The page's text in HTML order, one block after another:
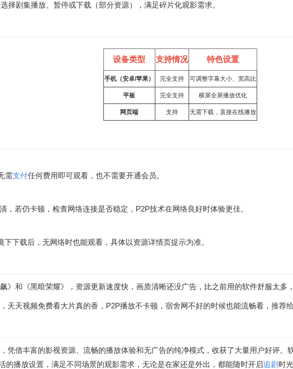
择剧集播放、暂停或下载（部分资源），满足碎片化观影需求。
设备类型 支持情况 特色设置
手机（安卓/苹果） 完全支持 可调整字幕大小、宽高比
平板 完全支持 横屏全屏播放优化
网页端 支持 无需下载，直接在线播放
需支付任何费用即可观看，也不需要开通会员。
，若仍卡顿，检查网络连接是否稳定，P2P技术在网络良好时体验更佳。
下载后，无网络时也能观看，具体以资源详情页提示为准。
》和《黑暗荣耀》，资源更新速度快，画质清晰还没广告，比之前用的软件舒服太多
天天视频免费看大片真的香，P2P播放不卡顿，宿舍网不好的时候也能流畅看，推荐
，凭借丰富的影视资源、流畅的播放体验和无广告的纯净模式，收获了大量用户好评
的播放设置，满足不同场景的观影需求，无论是在家还是外出，都能随时开启追剧 时